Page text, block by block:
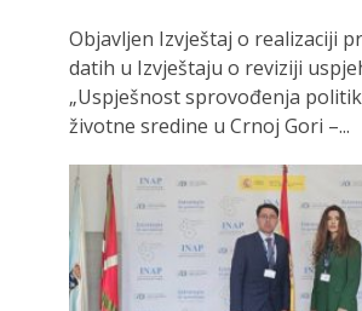
Objavljen Izvještaj o realizaciji
datih u Izvještaju o reviziji
„Uspješnost sprovođenja
životne sredine u Crnoj Gori –...